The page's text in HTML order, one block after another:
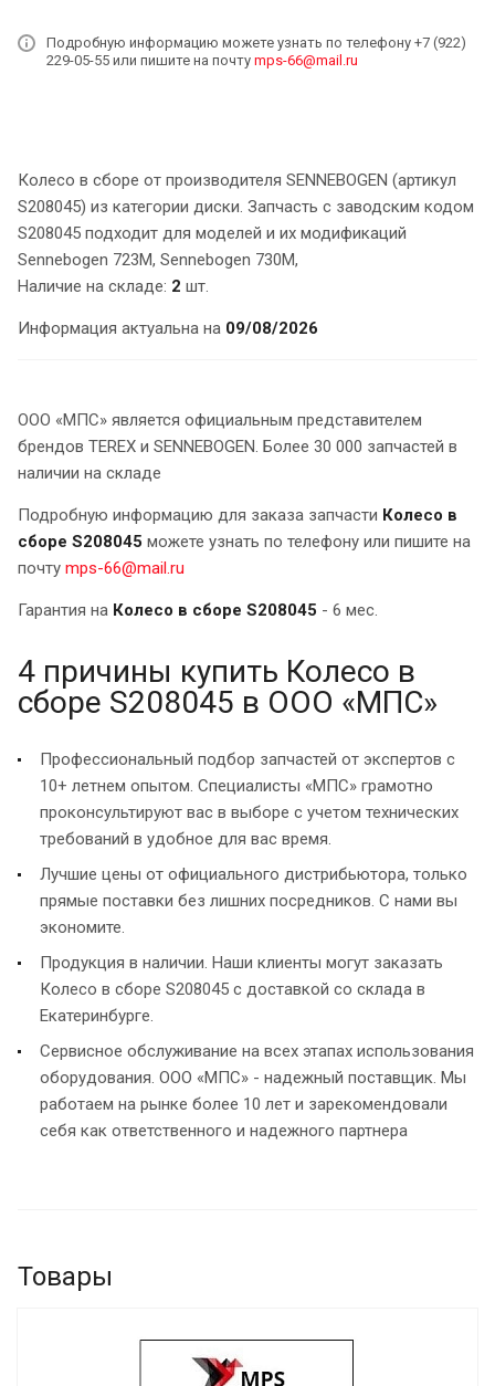
Подробную информацию можете узнать по телефону +7 (922)
229-05-55 или пишите на почту mps-66@mail.ru
Колесо в сборе от производителя SENNEBOGEN (артикул
S208045) из категории диски. Запчасть с заводским кодом
S208045 подходит для моделей и их модификаций
Sennebogen 723M, Sennebogen 730M,
Наличие на складе: 2 шт.
Информация актуальна на 09/08/2026
ООО «МПС» является официальным представителем
брендов TEREX и SENNEBOGEN. Более 30 000 запчастей в
наличии на складе
Подробную информацию для заказа запчасти Колесо в
сборе S208045 можете узнать по телефону или пишите на
почту mps-66@mail.ru
Гарантия на Колесо в сборе S208045 - 6 мес.
4 причины купить Колесо в
сборе S208045 в ООО «МПС»
Профессиональный подбор запчастей от экспертов с
10+ летнем опытом. Специалисты «МПС» грамотно
проконсультируют вас в выборе с учетом технических
требований в удобное для вас время.
Лучшие цены от официального дистрибьютора, только
прямые поставки без лишних посредников. С нами вы
экономите.
Продукция в наличии. Наши клиенты могут заказать
Колесо в сборе S208045 с доставкой со склада в
Екатеринбурге.
Сервисное обслуживание на всех этапах использования
оборудования. ООО «МПС» - надежный поставщик. Мы
работаем на рынке более 10 лет и зарекомендовали
себя как ответственного и надежного партнера
Товары